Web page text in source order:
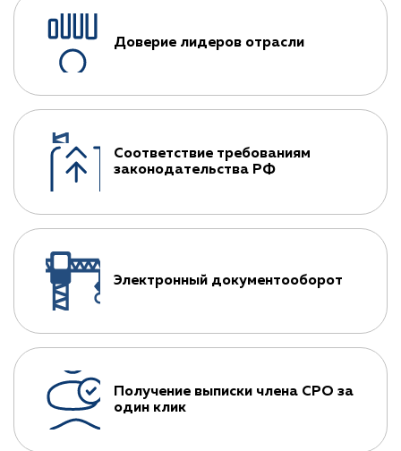
Доверие лидеров отрасли
Соответствие требованиям
законодательства РФ
Электронный документооборот
Получение выписки члена СРО за
один клик